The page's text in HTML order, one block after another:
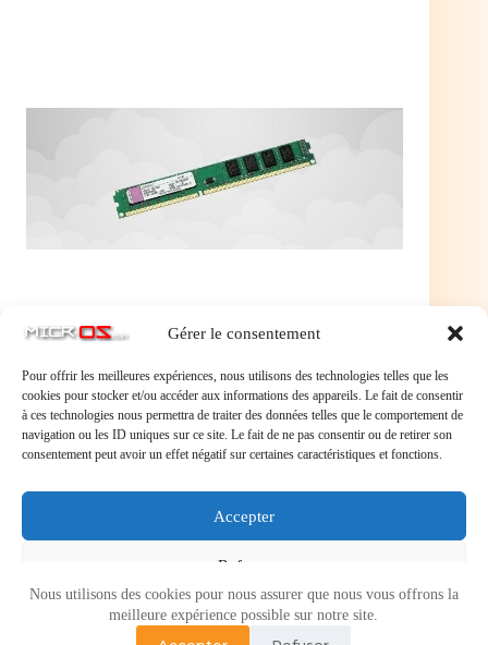
Gérer le consentement
Pour offrir les meilleures expériences, nous utilisons des technologies telles que les
cookies pour stocker et/ou accéder aux informations des appareils. Le fait de consentir
à ces technologies nous permettra de traiter des données telles que le comportement de
navigation ou les ID uniques sur ce site. Le fait de ne pas consentir ou de retirer son
consentement peut avoir un effet négatif sur certaines caractéristiques et fonctions.
Accepter
Refuser
Voir les préférences
Nous utilisons des cookies pour nous assurer que nous vous offrons la
meilleure expérience possible sur notre site.
Laisser un commentaire
Vous devez
pour publier un commentaire.